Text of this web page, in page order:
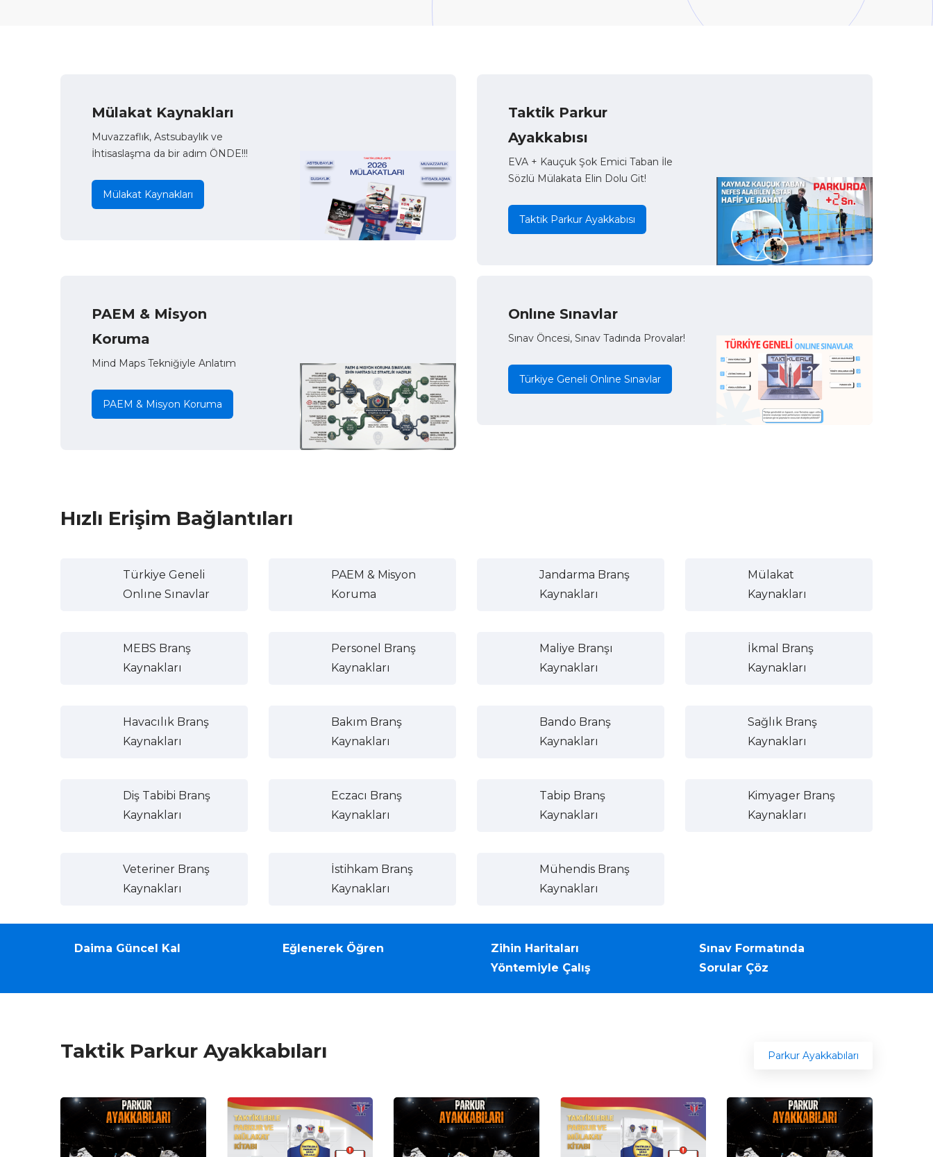
Mülakat Kaynakları
Muvazzaflık, Astsubaylık ve
İhtisaslaşma da bir adım ÖNDE!!!
Mülakat Kaynakları
Taktik Parkur
Ayakkabısı
EVA + Kauçuk Şok Emici Taban İle
Sözlü Mülakata Elin Dolu Git!
Taktik Parkur Ayakkabısı
PAEM & Misyon
Koruma
Mind Maps Tekniğiyle Anlatım
PAEM & Misyon Koruma
Onlıne Sınavlar
Sınav Öncesi, Sınav Tadında Provalar!
Türkiye Geneli Onlıne Sınavlar
Hızlı Erişim Bağlantıları
Türkiye Geneli
Onlıne Sınavlar
PAEM & Misyon
Koruma
Jandarma Branş
Kaynakları
Mülakat
Kaynakları
MEBS Branş
Kaynakları
Personel Branş
Kaynakları
Maliye Branşı
Kaynakları
İkmal Branş
Kaynakları
Havacılık Branş
Kaynakları
Bakım Branş
Kaynakları
Bando Branş
Kaynakları
Sağlık Branş
Kaynakları
Diş Tabibi Branş
Kaynakları
Eczacı Branş
Kaynakları
Tabip Branş
Kaynakları
Kimyager Branş
Kaynakları
Veteriner Branş
Kaynakları
İstihkam Branş
Kaynakları
Mühendis Branş
Kaynakları
Daima Güncel Kal Eğlenerek Öğren
Zihin Haritaları
Yöntemiyle Çalış
Sınav Formatında
Sorular Çöz
Taktik Parkur Ayakkabıları Parkur Ayakkabıları